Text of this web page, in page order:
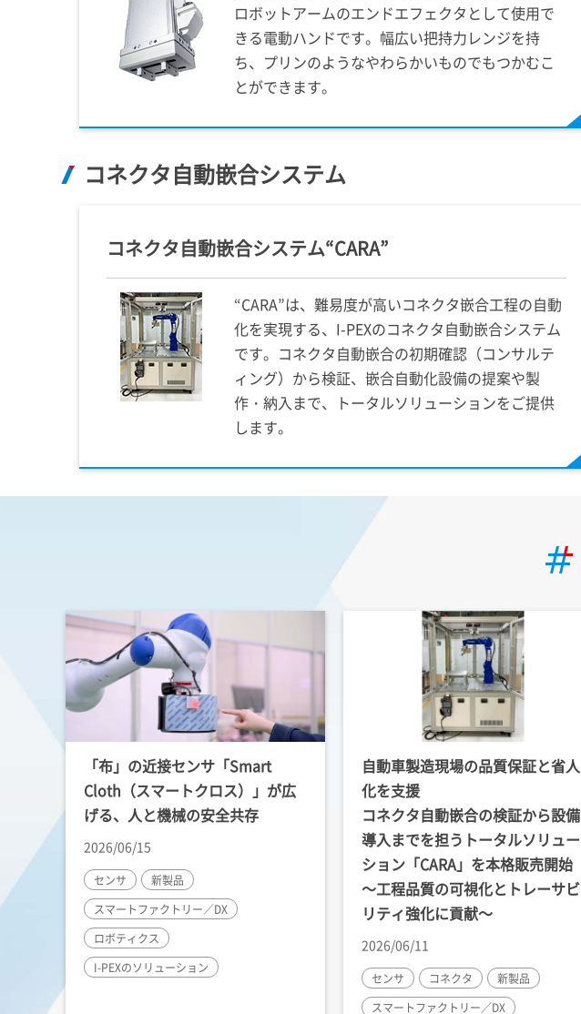
ロボットアームのエンドエフェクタとして使用で
きる電動ハンドです。幅広い把持力レンジを持
ち、プリンのようなやわらかいものでもつかむこ
とができます。
コネクタ自動嵌合システム
コネクタ自動嵌合システム“CARA”
“CARA”は、難易度が高いコネクタ嵌合工程の自動
化を実現する、 I-PEXのコネクタ自動嵌合システム
です。コネクタ自動嵌合の初期確認（コンサルテ
ィング）から検証、嵌合自動化設備の提案や製
作・納入まで、トータルソリューションをご提供
します。
「布」の近接センサ「Smart
Cloth（スマートクロス）」が広
げる、人と機械の安全共存
2026/06/15
センサ
新製品
スマートファクトリー／DX
ロボティクス
I-PEXのソリューション
自動車製造現場の品質保証と省人
化を支援
コネクタ自動嵌合の検証から設備
導入までを担うトータルソリュー
ション「CARA」を本格販売開始
～工程品質の可視化とトレーサビ
リティ強化に貢献～
2026/06/11
センサ コネクタ
新製品
スマートファクトリー／DX